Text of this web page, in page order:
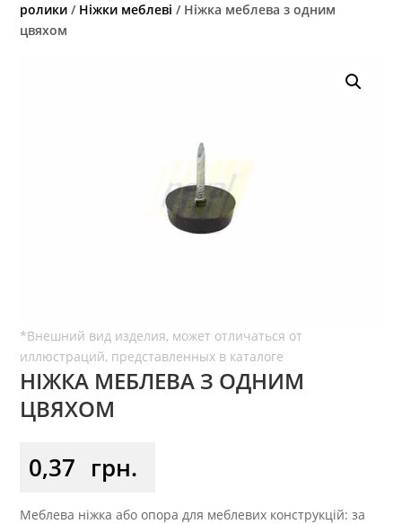
ролики / Ніжки меблеві / Ніжка меблева з одним
цвяхом
НІЖКА МЕБЛЕВА З ОДНИМ
ЦВЯХОМ
0,37 грн.
Меблева ніжка або опора для меблевих конструкцій: за